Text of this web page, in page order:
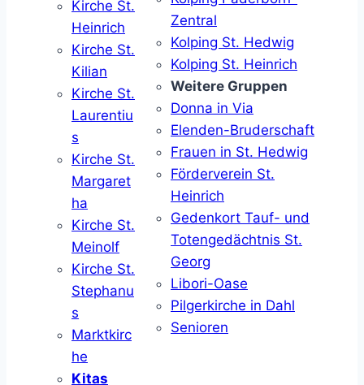
Kirche St.
Heinrich
Kirche St.
Kilian
Kirche St.
Laurentiu
s
Kirche St.
Margaret
ha
Kirche St.
Meinolf
Kirche St.
Stephanu
s
Marktkirc
he
Kitas
Zentral
Kolping St. Hedwig
Kolping St. Heinrich
Weitere Gruppen
Donna in Via
Elenden-Bruderschaft
Frauen in St. Hedwig
Förderverein St.
Heinrich
Gedenkort Tauf- und
Totengedächtnis St.
Georg
Libori-Oase
Pilgerkirche in Dahl
Senioren